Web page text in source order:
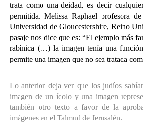
trata como una deidad, es decir
permitida. Melissa Raphael profesora
Universidad de Gloucestershire, Reino
pasaje nos dice que es: “El ejemplo más
rabínica (…) la imagen tenía una
permite una imagen que no sea tratada
Lo anterior deja ver que los judíos
imagen de un ídolo y una imagen
también otro texto a favor de la
imágenes en el Talmud de Jerusalén.